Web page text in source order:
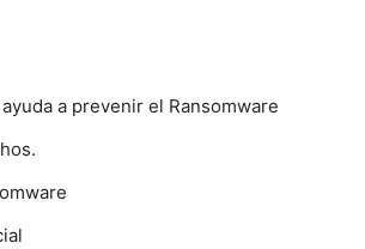
a prevenir el Ransomware